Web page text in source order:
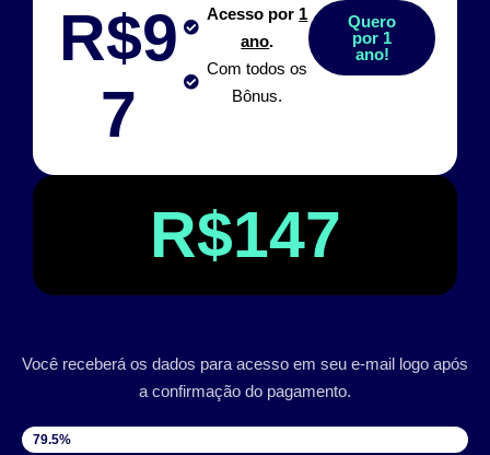
R$9
7
Acesso por 1
ano.
Com todos os
Bônus.
Quero
por 1
ano!
R$147
Você receberá os dados para acesso em seu e-mail logo após
a confirmação do pagamento.
VAGAS DISPONÍVEIS
79.5%